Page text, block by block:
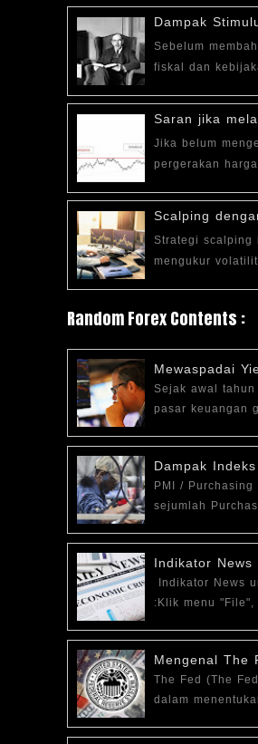
Dampak
Sebelum
fiskal dan
Saran jika
Jika belum
pergerakan
Scalping
Strategi scalping
mengukur
Random Forex Contents :
Mewaspadai
Sejak awal
pasar keuangan
Dampak
PMI /
sejumlah
Indikator
Indikator News
:Klik menu
Mengenal The
The Fed (The
dalam